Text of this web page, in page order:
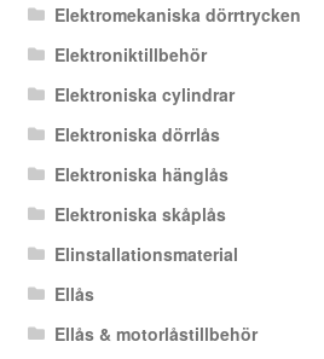
Elektromekaniska dörrtrycken
Elektroniktillbehör
Elektroniska cylindrar
Elektroniska dörrlås
Elektroniska hänglås
Elektroniska skåplås
Elinstallationsmaterial
Ellås
Ellås & motorlåstillbehör